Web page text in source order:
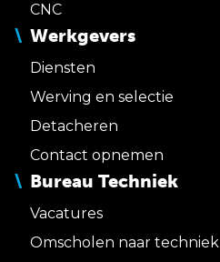
CNC
Werkgevers
Diensten
Werving en selectie
Detacheren
Contact opnemen
Bureau Techniek
Vacatures
Omscholen naar techniek